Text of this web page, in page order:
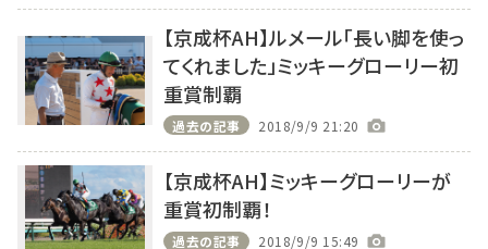
【京成杯AH】ルメール「長い脚を使っ
てくれました」ミッキーグローリー初
重賞制覇
過去の記事 2018/9/9 21:20
【京成杯AH】ミッキーグローリーが
重賞初制覇！
過去の記事 2018/9/9 15:49